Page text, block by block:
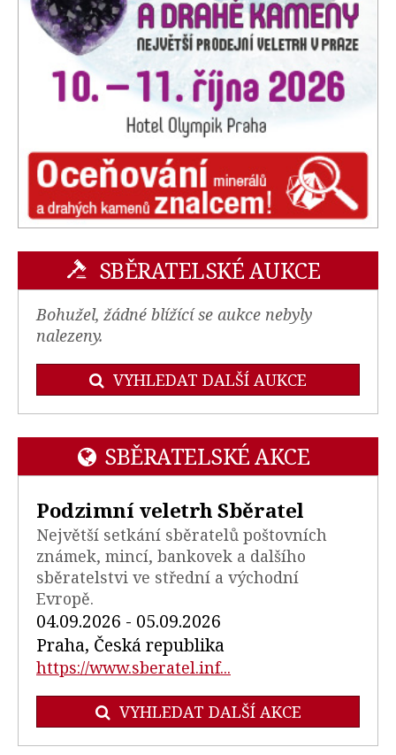
SBĚRATELSKÉ AUKCE
Bohužel, žádné blížící se aukce nebyly
nalezeny.
VYHLEDAT DALŠÍ AUKCE
SBĚRATELSKÉ AKCE
Podzimní veletrh Sběratel
Největší setkání sběratelů poštovních
známek, mincí, bankovek a dalšího
sběratelstvi ve střední a východní
Evropě.
04.09.2026 - 05.09.2026
Praha, Česká republika
https://www.sberatel.inf...
VYHLEDAT DALŠÍ AKCE